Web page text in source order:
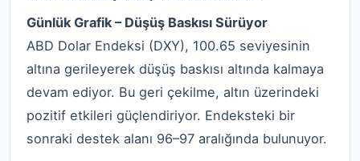
Günlük Grafik – Düşüş Baskısı Sürüyor
ABD Dolar Endeksi (DXY), 100.65 seviyesinin
altına gerileyerek düşüş baskısı altında kalmaya
devam ediyor. Bu geri çekilme, altın üzerindeki
pozitif etkileri güçlendiriyor. Endeksteki bir
sonraki destek alanı 96–97 aralığında bulunuyor.